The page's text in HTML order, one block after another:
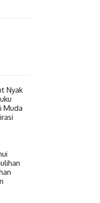
Nyak
Muda